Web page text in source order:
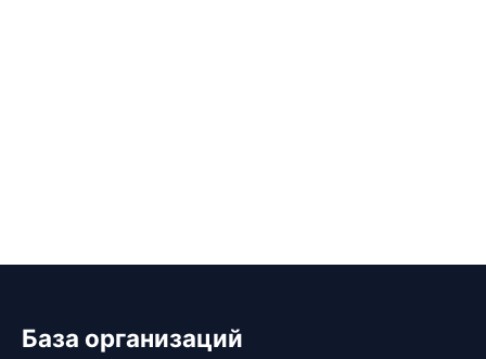
База организаций